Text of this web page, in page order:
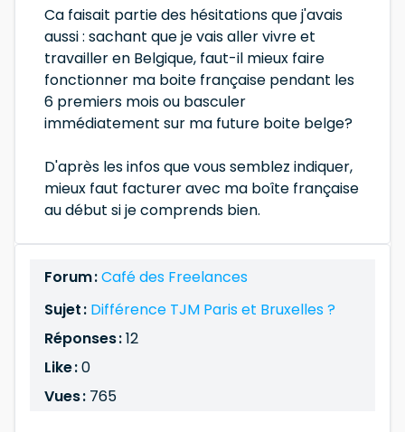
Ca faisait partie des hésitations que j'avais
aussi : sachant que je vais aller vivre et
travailler en Belgique, faut-il mieux faire
fonctionner ma boite française pendant les
6 premiers mois ou basculer
immédiatement sur ma future boite belge?
D'après les infos que vous semblez indiquer,
mieux faut facturer avec ma boîte française
au début si je comprends bien.
Forum :Café des Freelances
Sujet : Différence TJM Paris et Bruxelles ?
Réponses :12
Like :0
Vues : 765